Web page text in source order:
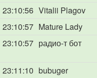
23:10:56 Vitalii Plagov
23:10:57 Mature Lady
23:10:57 радио-т бот
23:11:10 bubuger